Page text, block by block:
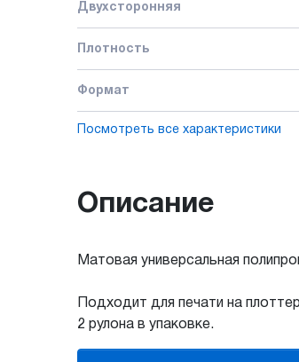
Двухсторонняя
Плотность
Формат
Посмотреть все характеристики
Описание
Матовая универсальная
Подходит для печати на
2 рулона в упаковке.